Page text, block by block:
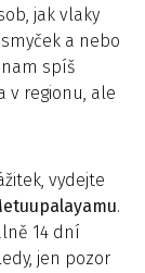
jak vlaky
a nebo
spíš
v regionu, ale
vydejte
.
14 dní
jen pozor